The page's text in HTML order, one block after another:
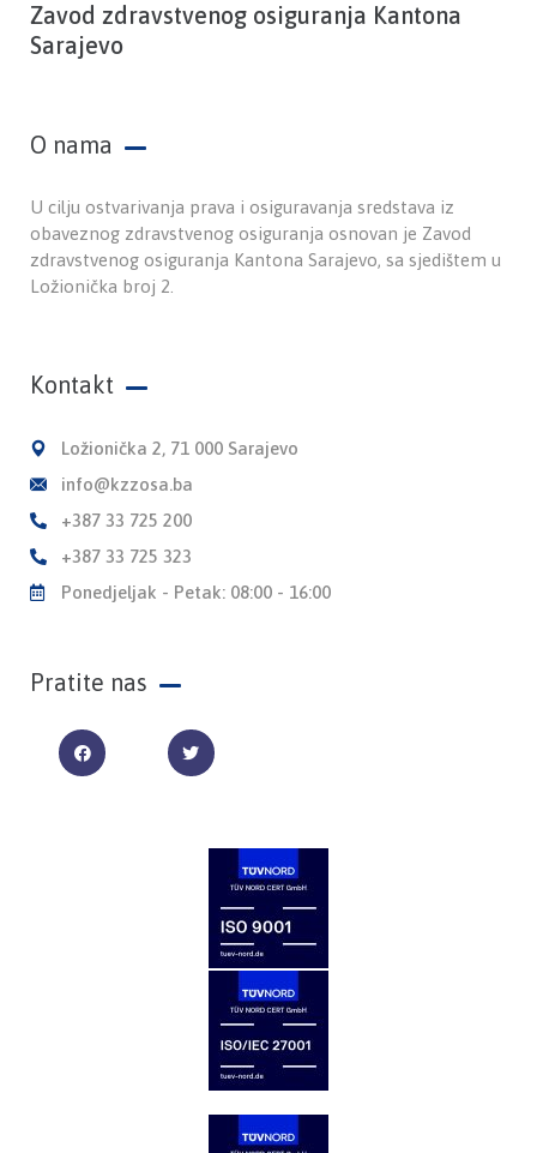
Zavod zdravstvenog osiguranja Kantona
Sarajevo
O nama
U cilju ostvarivanja prava i osiguravanja sredstava iz
obaveznog zdravstvenog osiguranja osnovan je Zavod
zdravstvenog osiguranja Kantona Sarajevo, sa sjedištem u
Ložionička broj 2.
Kontakt
Ložionička 2, 71 000 Sarajevo
info@kzzosa.ba
+387 33 725 200
+387 33 725 323
Ponedjeljak - Petak: 08:00 - 16:00
Pratite nas